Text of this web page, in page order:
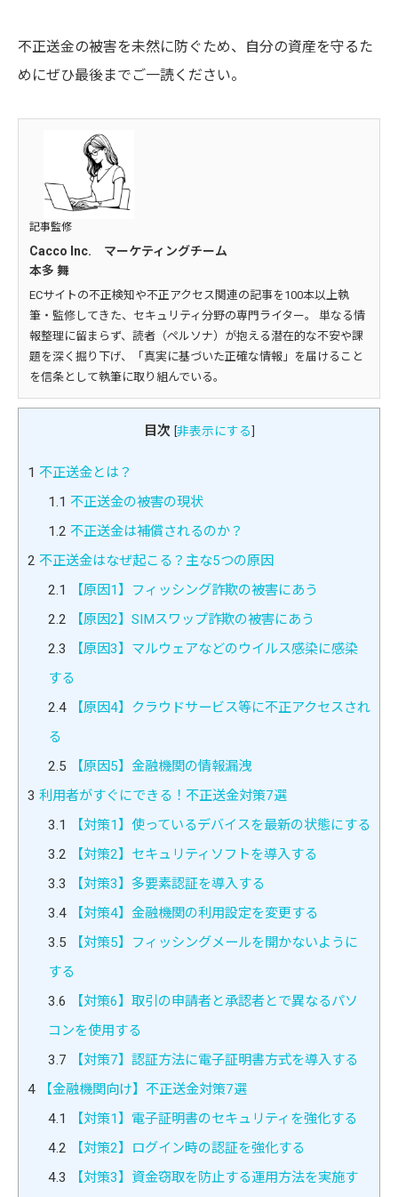
不正送金の被害を未然に防ぐため、自分の資産を守るた
めにぜひ最後までご一読ください。
記事監修
Cacco Inc. マーケティングチーム
本多 舞
ECサイトの不正検知や不正アクセス関連の記事を100本以上執
筆・監修してきた、セキュリティ分野の専門ライター。 単なる情
報整理に留まらず、読者（ペルソナ）が抱える潜在的な不安や課
題を深く掘り下げ、「真実に基づいた正確な情報」を届けること
を信条として執筆に取り組んでいる。
目次 [非表示にする]
1 不正送金とは？
1.1 不正送金の被害の現状
1.2 不正送金は補償されるのか？
2 不正送金はなぜ起こる？主な5つの原因
2.1
【原因1】フィッシング詐欺の被害にあう
2.2 【原因2】SIMスワップ詐欺の被害にあう
2.3 【原因3】マルウェアなどのウイルス感染に感染
する
2.4【原因4】クラウドサービス等に不正アクセスされ
る
2.5 【原因5】金融機関の情報漏洩
3 利用者がすぐにできる！不正送金対策7選
3.1
【対策1】使っているデバイスを最新の状態にする
3.2 【対策2】セキュリティソフトを導入する
3.3 【対策3】多要素認証を導入する
3.4【対策4】金融機関の利用設定を変更する
3.5 【対策5】フィッシングメールを開かないように
する
3.6 【対策6】取引の申請者と承認者とで異なるパソ
コンを使用する
3.7 【対策7】認証方法に電子証明書方式を導入する
4 【金融機関向け】不正送金対策7選
4.1
【対策1】電子証明書のセキュリティを強化する
4.2 【対策2】ログイン時の認証を強化する
4.3 【対策3】資金窃取を防止する運用方法を実施す